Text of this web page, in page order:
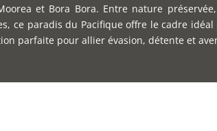
et Bora Bora. Entre nature
ce paradis du Pacifique offre le cadre
parfaite pour allier évasion, détente et